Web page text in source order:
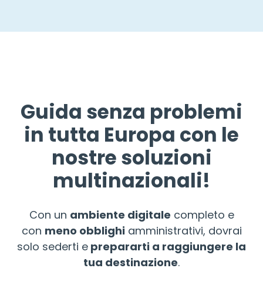
Guida senza problemi
in tutta Europa con le
nostre soluzioni
multinazionali!
Con un ambiente digitale completo e
con meno obblighiamministrativi, dovrai
solo sederti e prepararti a raggiungere la
tua destinazione.